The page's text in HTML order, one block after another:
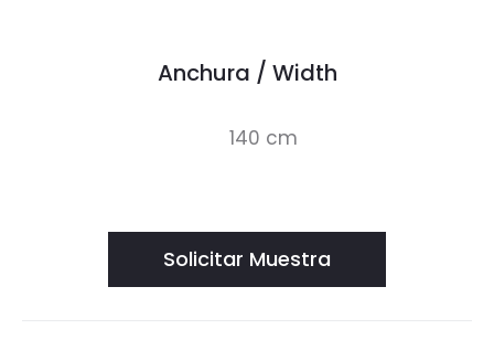
Anchura / Width
140 cm
Solicitar Muestra